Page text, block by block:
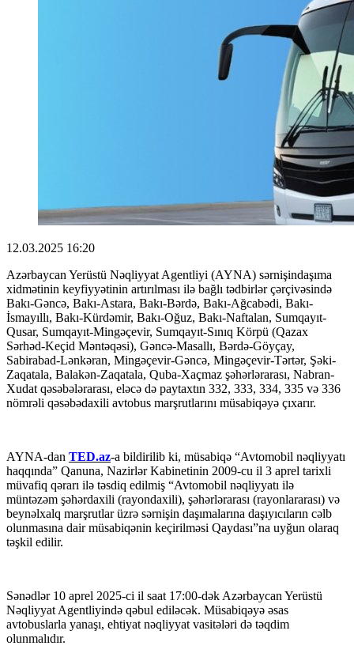
12.03.2025 16:20
Azərbaycan Yerüstü Nəqliyyat Agentliyi (AYNA) sərnişindaşıma
xidmətinin keyfiyyətinin artırılması ilə bağlı tədbirlər çərçivəsində
Bakı-Gəncə, Bakı-Astara, Bakı-Bərdə, Bakı-Ağcabədi, Bakı-
İsmayıllı, Bakı-Kürdəmir, Bakı-Oğuz, Bakı-Naftalan, Sumqayıt-
Qusar, Sumqayıt-Mingəçevir, Sumqayıt-Sınıq Körpü (Qazax
Sərhəd-Keçid Məntəqəsi), Gəncə-Masallı, Bərdə-Göyçay,
Sabirabad-Lənkəran, Mingəçevir-Gəncə, Mingəçevir-Tərtər, Şəki-
Zaqatala, Balakən-Zaqatala, Quba-Xaçmaz şəhərlərarası, Nabran-
Xudat qəsəbələrarası, eləcə də paytaxtın 332, 333, 334, 335 və 336
nömrəli qəsəbədaxili avtobus marşrutlarını müsabiqəyə çıxarır.
AYNA-dan TED.az-a bildirilib ki, müsabiqə “Avtomobil nəqliyyatı
haqqında” Qanuna, Nazirlər Kabinetinin 2009-cu il 3 aprel tarixli
müvafiq qərarı ilə təsdiq edilmiş “Avtomobil nəqliyyatı ilə
müntəzəm şəhərdaxili (rayondaxili), şəhərlərarası (rayonlararası) və
beynəlxalq marşrutlar üzrə sərnişin daşımalarına daşıyıcıların cəlb
olunmasına dair müsabiqənin keçirilməsi Qaydası”na uyğun olaraq
təşkil edilir.
Sənədlər 10 aprel 2025-ci il saat 17:00-dək Azərbaycan Yerüstü
Nəqliyyat Agentliyində qəbul ediləcək. Müsabiqəyə əsas
avtobuslarla yanaşı, ehtiyat nəqliyyat vasitələri də təqdim
olunmalıdır.